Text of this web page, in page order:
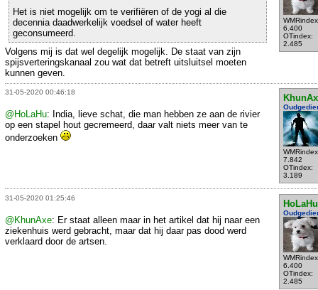
6.400
OTindex:
2.485
Het is niet mogelijk om te verifiëren of de yogi al die
decennia daadwerkelijk voedsel of water heeft
geconsumeerd.
Volgens mij is dat wel degelijk mogelijk. De staat van zijn
spijsverteringskanaal zou wat dat betreft uitsluitsel moeten
kunnen geven.
31-05-2020 00:46:18
7.842
OTindex:
3.189
@HoLaHu: India, lieve schat, die man hebben ze aan de rivier
op een stapel hout gecremeerd, daar valt niets meer van te
onderzoeken
31-05-2020 01:25:46
HoLaHu
6.400
OTindex:
2.485
@KhunAxe: Er staat alleen maar in het artikel dat hij naar een
ziekenhuis werd gebracht, maar dat hij daar pas dood werd
verklaard door de artsen.